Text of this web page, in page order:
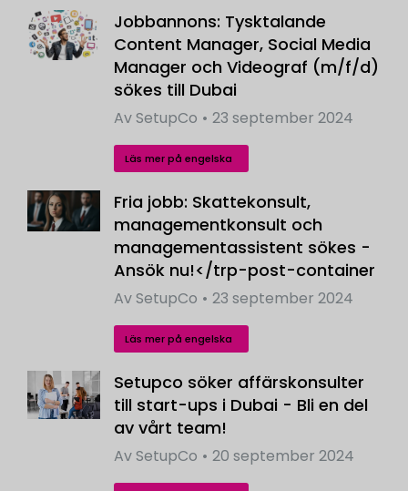
Jobbannons: Tysktalande
Content Manager, Social Media
Manager och Videograf (m/f/d)
sökes till Dubai
AvSetupCo 23 september 2024
Läs mer på engelska
Fria jobb: Skattekonsult,
managementkonsult och
managementassistent sökes -
Ansök nu!</trp-post-container
AvSetupCo 23 september 2024
Läs mer på engelska
Setupco söker affärskonsulter
till start-ups i Dubai - Bli en del
av vårt team!
AvSetupCo 20 september 2024